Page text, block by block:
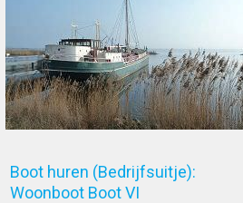
Boot huren (Bedrijfsuitje):
Woonboot Boot VI